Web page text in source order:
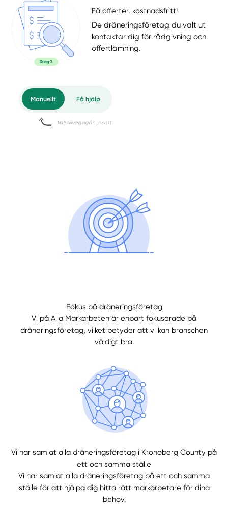
Få offerter, kostnadsfritt!
De dräneringsföretag du valt ut
kontaktar dig för rådgivning och
offertlämning.
Få hjälp
Välj tillvägagångssätt
Fokus på dräneringsföretag
Vi på Alla Markarbeten är enbart fokuserade på
dräneringsföretag, vilket betyder att vi kan branschen
väldigt bra.
Vi har samlat alla dräneringsföretag i Kronoberg County på
ett och samma ställe
Vi har samlat alla dräneringsföretag på ett och samma
ställe för att hjälpa dig hitta rätt markarbetare för dina
behov.